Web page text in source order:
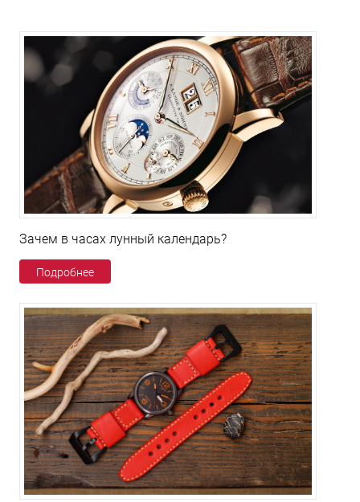
Зачем в часах лунный календарь?
Подробнее